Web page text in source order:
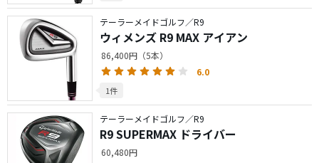
テーラーメイドゴルフ／R9
ウィメンズ R9 MAX アイアン
86,400円（5本）
6.0
1件
テーラーメイドゴルフ／R9
R9 SUPERMAX ドライバー
60,480円